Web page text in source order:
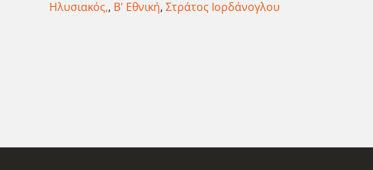
Ηλυσιακός,, Β' Εθνική, Στράτος Ιορδάνογλου